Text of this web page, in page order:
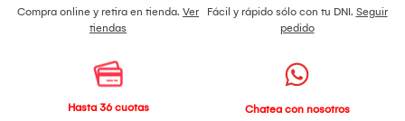
Compra online y retira en tienda. Ver
tiendas
Fácil y rápido sólo con tu DNI. Seguir
pedido
Hasta 36 cuotas
Chatea con nosotros